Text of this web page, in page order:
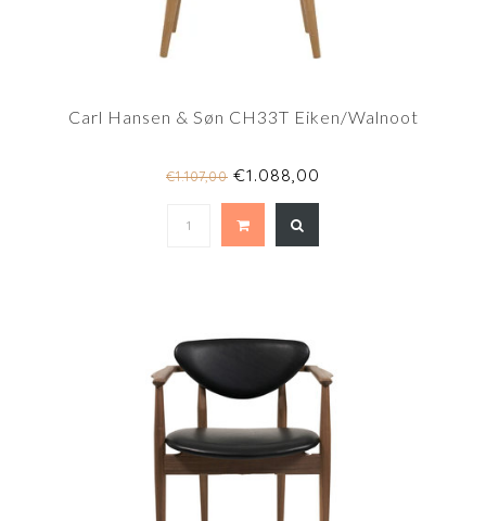
Carl Hansen & Søn CH33T Eiken/Walnoot
€1.107,00 €1.088,00